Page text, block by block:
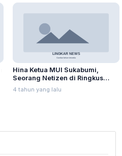
Hina Ketua MUI Sukabumi,
Seorang Netizen di Ringkus
Polisi
4 tahun yang lalu